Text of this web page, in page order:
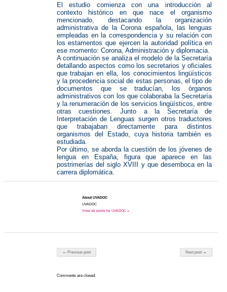
El estudio comienza con una introducción al
contexto histórico en que nace el organismo
mencionado, destacando la organización
administrativa de la Corona española, las lenguas
empleadas en la correspondencia y su relación con
los estamentos que ejercen la autoridad política en
ese momento: Corona, Administración y diplomacia.
A continuación se analiza el modelo de la Secretaría
detallando aspectos como los secretarios y oficiales
que trabajan en ella, los conocimientos lingüísticos
y la procedencia social de estas personas, el tipo de
documentos que se traducían, los órganos
administrativos con los que colaboraba la Secretaría
y la renumeración de los servicios lingüísticos, entre
otras cuestiones. Junto a la Secretaría de
Interpretación de Lenguas surgen otros traductores
que trabajaban directamente para distintos
organismos del Estado, cuya historia también es
estudiada.
Por último, se aborda la cuestión de los jóvenes de
lengua en España, figura que aparece en las
postrimerías del siglo XVIII y que desemboca en la
carrera diplomática.
About UVADOC
UVADOC
View all posts by UVADOC »
← Previous post Next post →
Comments are closed.